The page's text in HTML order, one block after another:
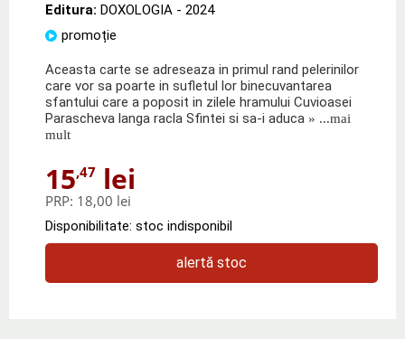
Editura: DOXOLOGIA - 2024
promoție
Aceasta carte se adreseaza in primul rand pelerinilor
care vor sa poarte in sufletul lor binecuvantarea
sfantului care a poposit in zilele hramului Cuvioasei
Parascheva langa racla Sfintei si sa-i aduca » ...mai
mult
15,47 lei
PRP: 18,00 lei
Disponibilitate: stoc indisponibil
alertă stoc